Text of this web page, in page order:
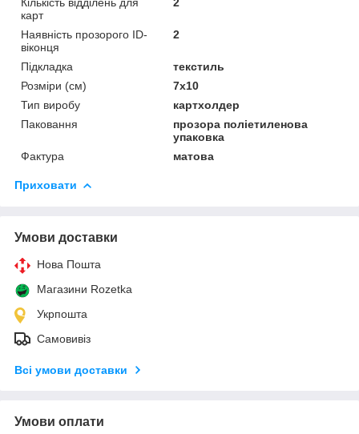
карт
Наявність прозорого ID-
віконця
2
Підкладка
текстиль
Розміри (см)
7х10
Тип виробу
картхолдер
Паковання
прозора поліетиленова
упаковка
Фактура
матова
Приховати
Умови доставки
Нова Пошта
Магазини Rozetka
Укрпошта
Самовивіз
Всі умови доставки
Умови оплати